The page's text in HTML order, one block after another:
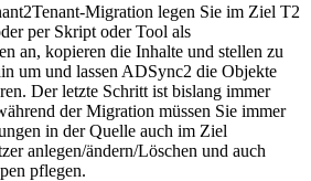
Migration legen Sie im Ziel T2
per Skript oder Tool als
an, kopieren die Inhalte und stellen zu
um und lassen ADSync2 die Objekte
Der letzte Schritt ist bislang immer
der Migration müssen Sie immer
in der Quelle auch im Ziel
anlegen/ändern/Löschen und auch
pflegen.